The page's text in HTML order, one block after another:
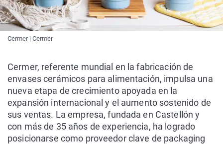
Cermer | Cermer
Cermer, referente mundial en la fabricación de
envases cerámicos para alimentación, impulsa una
nueva etapa de crecimiento apoyada en la
expansión internacional y el aumento sostenido de
sus ventas. La empresa, fundada en Castellón y
con más de 35 años de experiencia, ha logrado
posicionarse como proveedor clave de packaging